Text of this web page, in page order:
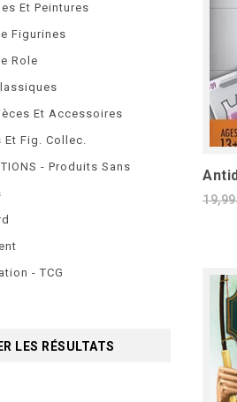
Et Peintures
Figurines
Role
Et Accessoires
Et Fig. Collec.
- Produits Sans
- TCG
LES RÉSULTATS